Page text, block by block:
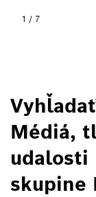
1 / 7
Médiá,
udalosti
skupine